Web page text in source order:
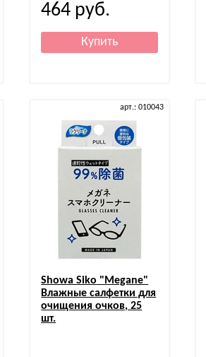
464 руб.
арт.: 010043
Showa Siko "Megane"
Влажные салфетки для
очищения очков, 25
шт.